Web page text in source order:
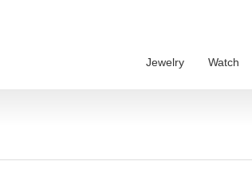
Jewelry Watch